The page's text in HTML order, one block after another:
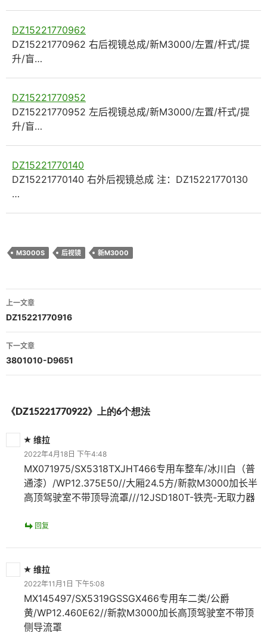
DZ15221770962
DZ15221770962 右后视镜总成/新M3000/左置/杆式/提
升/盲…
DZ15221770952
DZ15221770952 左后视镜总成/新M3000/左置/杆式/提
升/盲…
DZ15221770140
DZ15221770140 右外后视镜总成 注：DZ15221770130
…
M3000S 后视镜 新M3000
文
章
导
航
上一文章
DZ15221770916
下一文章
3801010-D9651
《DZ15221770922》上的6个想法
维拉
2022年4月18日 下午4:48
MX071975/SX5318TXJHT466专用车整车/冰川白（普
通漆）/WP12.375E50//大厢24.5方/新款M3000加长半
高顶驾驶室不带顶导流罩///12JSD180T-铁壳-无取力器
回复
维拉
2022年11月1日 下午5:08
MX145497/SX5319GSSGX466专用车二类/公爵
黄/WP12.460E62//新款M3000加长高顶驾驶室不带顶
侧导流罩